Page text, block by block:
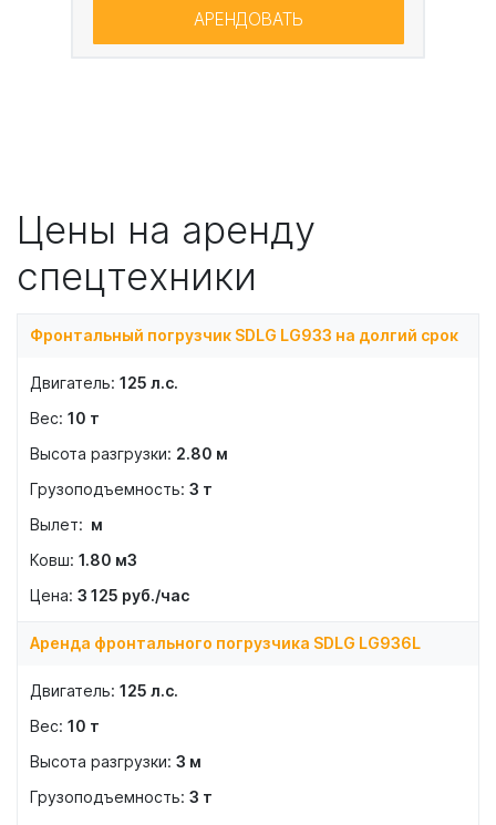
АРЕНДОВАТЬ
Цены на аренду
спецтехники
Фронтальный погрузчик SDLG LG933 на долгий срок
125 л.с.
10 т
2.80 м
3 т
м
1.80 м3
3 125 руб./час
Аренда фронтального погрузчика SDLG LG936L
125 л.с.
10 т
3 м
3 т